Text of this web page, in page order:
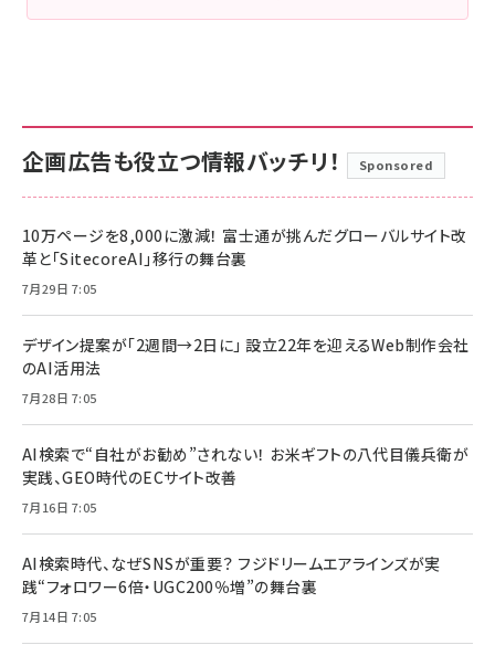
企画広告も役立つ情報バッチリ！ Sponsored
10万ページを8,000に激減！ 富士通が挑んだグローバルサイト改
革と「SitecoreAI」移行の舞台裏
7月29日 7:05
デザイン提案が「2週間→2日に」 設立22年を迎えるWeb制作会社
のAI活用法
7月28日 7:05
AI検索で“自社がお勧め”されない！ お米ギフトの八代目儀兵衛が
実践、GEO時代のECサイト改善
7月16日 7:05
AI検索時代、なぜSNSが重要？ フジドリームエアラインズが実
践“フォロワー6倍・UGC200％増”の舞台裏
7月14日 7:05